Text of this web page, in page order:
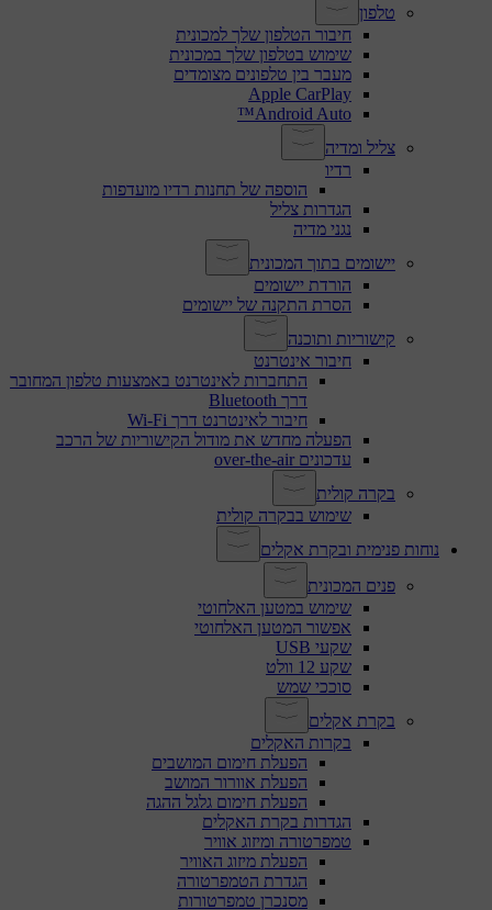
טלפון
חיבור הטלפון שלך למכונית
שימוש בטלפון שלך במכונית
מעבר בין טלפונים מצומדים
Apple CarPlay
Android Auto™
צליל ומדיה
רדיו
הוספה של תחנות רדיו מועדפות
הגדרות צליל
נגני מדיה
יישומים בתוך המכונית
הורדת יישומים
הסרת התקנה של יישומים
קישוריות ותוכנה
חיבור אינטרנט
התחברות לאינטרנט באמצעות טלפון המחובר
דרך Bluetooth
חיבור לאינטרנט דרך Wi-Fi
הפעלה מחדש את מודול הקישוריות של הרכב
עדכונים over-the-air
בקרה קולית
שימוש בבקרה קולית
נוחות פנימית ובקרת אקלים
פנים המכונית
שימוש במטען האלחוטי
אפשור המטען האלחוטי
שקעי USB
שקע 12 וולט
סוככי שמש
בקרת אקלים
בקרות האקלים
הפעלת חימום המושבים
הפעלת אוורור המושב
הפעלת חימום גלגל ההגה
הגדרות בקרת האקלים
טמפרטורה ומיזוג אוויר
הפעלת מיזוג האוויר
הגדרת הטמפרטורה
מסנכרן טמפרטורות